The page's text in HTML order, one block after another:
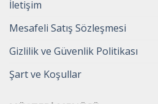
İletişim
Mesafeli Satış Sözleşmesi
Gizlilik ve Güvenlik Politikası
Şart ve Koşullar